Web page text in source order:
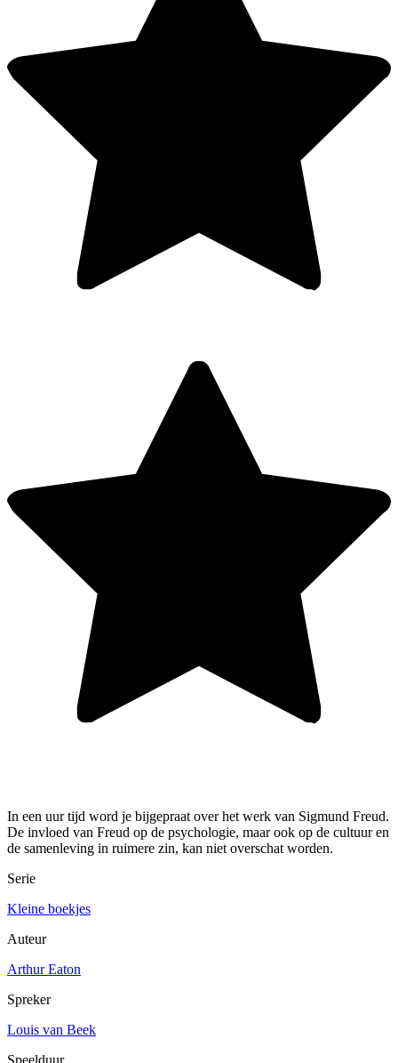
In een uur tijd word je bijgepraat over het werk van Sigmund Freud.
De invloed van Freud op de psychologie, maar ook op de cultuur en
de samenleving in ruimere zin, kan niet overschat worden.
Serie
Kleine boekjes
Auteur
Arthur Eaton
Spreker
Louis van Beek
Speelduur